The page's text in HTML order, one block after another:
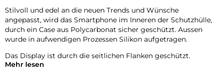
Stilvoll und edel an die neuen Trends und Wünsche
angepasst, wird das Smartphone im Inneren der Schutzhülle,
durch ein Case aus Polycarbonat sicher geschützt. Aussen
wurde in aufwendigen Prozessen Silikon aufgetragen.
Das Display ist durch die seitlichen Flanken geschützt.
Mehr lesen